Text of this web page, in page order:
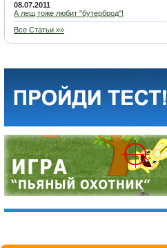
08.07.2011
А лещ тоже любит "бутерброд"!
Все Статьи »»